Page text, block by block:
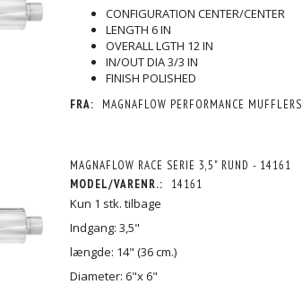
CONFIGURATION CENTER/CENTER
LENGTH 6 IN
OVERALL LGTH 12 IN
IN/OUT DIA 3/3 IN
FINISH POLISHED
FRA: MAGNAFLOW PERFORMANCE MUFFLERS
MAGNAFLOW RACE SERIE 3,5" RUND - 14161
MODEL/VARENR.:
14161
Kun 1 stk. tilbage
Indgang: 3,5"
længde: 14" (36 cm.)
Diameter: 6"x 6"